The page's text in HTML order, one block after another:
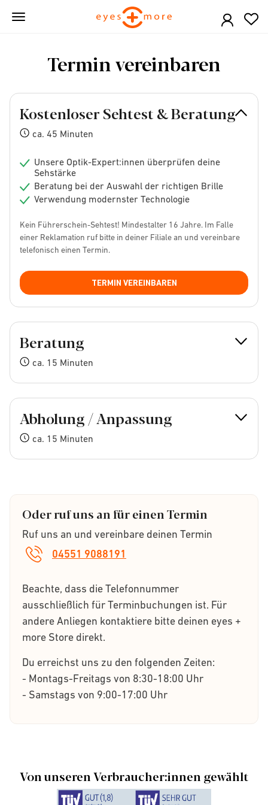
Skip
Termin vereinbaren
Kostenloser Sehtest & Beratung
ca. 45 Minuten
Unsere Optik-Expert:innen überprüfen deine
Sehstärke
Beratung bei der Auswahl der richtigen Brille
Verwendung modernster Technologie
Kein Führerschein-Sehtest! Mindestalter 16 Jahre. Im Falle
einer Reklamation ruf bitte in deiner Filiale an und vereinbare
telefonisch einen Termin.
TERMIN VEREINBAREN
Beratung
ca. 15 Minuten
Abholung / Anpassung
ca. 15 Minuten
Oder ruf uns an für einen Termin
04551 9088191
Ruf uns an und vereinbare deinen Termin
Beachte, dass die Telefonnummer
ausschließlich für Terminbuchungen ist. Für
andere Anliegen kontaktiere bitte deinen eyes +
more Store direkt.
Du erreichst uns zu den folgenden Zeiten:
- Montags-Freitags von 8:30-18:00 Uhr
- Samstags von 9:00-17:00 Uhr
Von unseren Verbraucher:innen gewählt